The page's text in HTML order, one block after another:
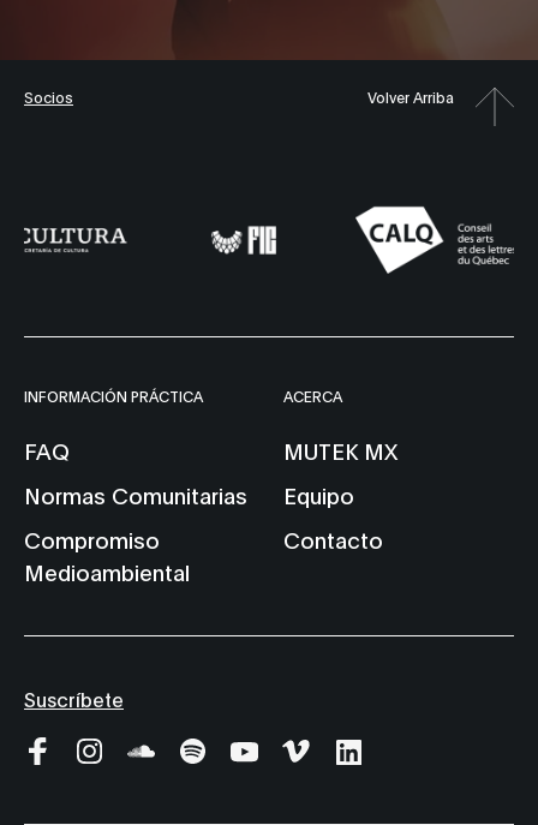
Socios Volver Arriba
INFORMACIÓN PRÁCTICA
FAQ
Normas Comunitarias
Compromiso
Medioambiental
ACERCA
MUTEK MX
Equipo
Contacto
Suscríbete